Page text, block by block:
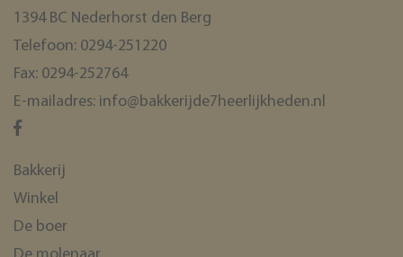
1394 BC Nederhorst den Berg
Telefoon: 0294-251220
Fax: 0294-252764
E-mailadres: info@bakkerijde7heerlijkheden.nl
Bakkerij
Winkel
De boer